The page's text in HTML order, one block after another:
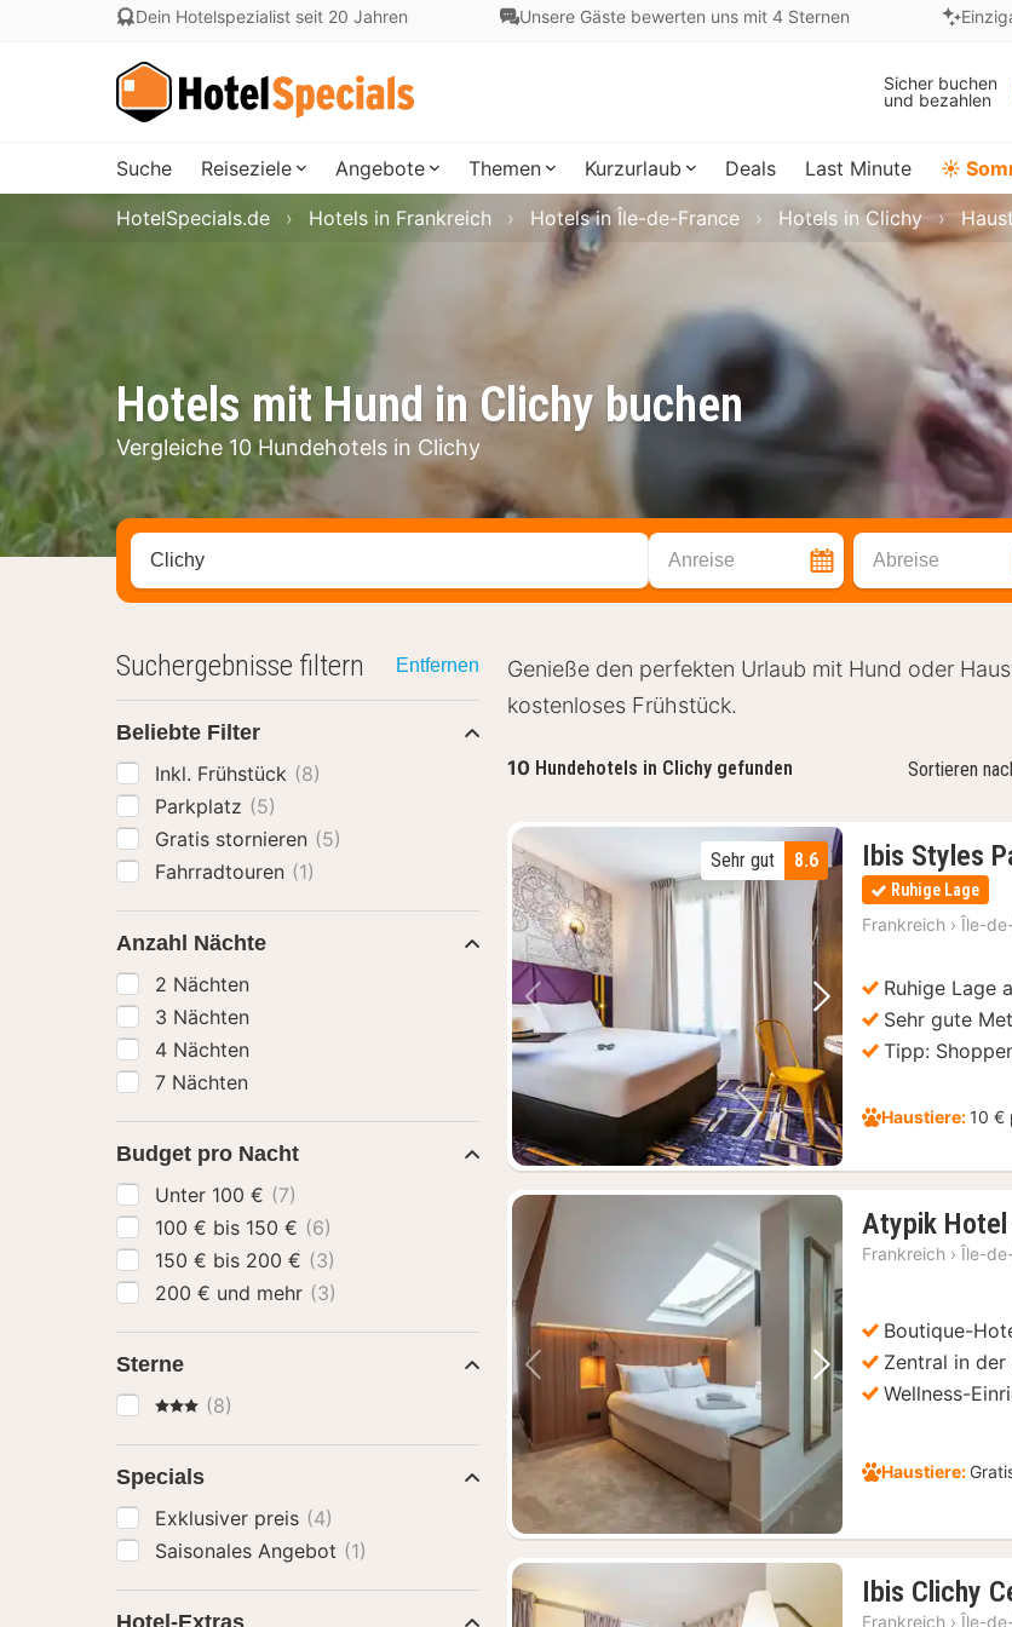
Dein Hotelspezialist seit 20 Jahren Unsere Gäste bewerten uns mit 4 Sternen
Sicher buchen
und bezahlen
Suche Reiseziele Angebote Themen Kurzurlaub Deals Last Minute ☀️
Hotels mit Hund in Clichy buchen
Vergleiche 10 Hundehotels in Clichy
HotelSpecials.de Hotels in Frankreich Hotels in Île-de-France Hotels in Clichy
Stadt, Region oder Hotel suchen Anreise Abreise
Genieße den perfekten Urlaub mit Hund oder
kostenloses Frühstück.
10 Hundehotels in Clichy gefunden Sortieren
Vorheriges Bild Nächstes Bild
8.6
Sehr gut Ibis Styles
Ruhige Lage
Frankreich › Île-
Ruhige Lage
Sehr gute
Tipp:
Haustiere: 10 €
Vorheriges Bild Nächstes Bild
Atypik Hotel
Frankreich › Île-
Boutique-
Zentral in
Wellness-
Haustiere:
Ibis Clichy
Frankreich › Île-
Suchergebnisse filtern Entfernen
Beliebte Filter
Inkl. Frühstück (8)
Parkplatz (5)
Gratis stornieren (5)
Fahrradtouren (1)
Anzahl Nächte
2 Nächten
3 Nächten
4 Nächten
7 Nächten
Budget pro Nacht
Unter 100 € (7)
100 € bis 150 € (6)
150 € bis 200 € (3)
200 € und mehr (3)
Sterne
3 Sterne
(8)
Specials
Exklusiver preis (4)
Saisonales Angebot (1)
Hotel-Extras